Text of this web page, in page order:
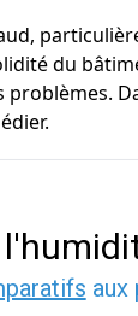
du
aux